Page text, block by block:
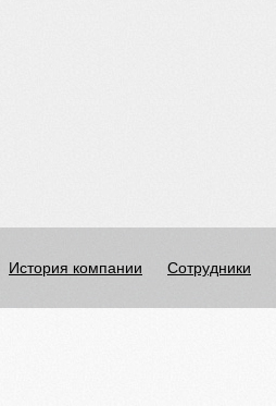
История компании Сотрудники